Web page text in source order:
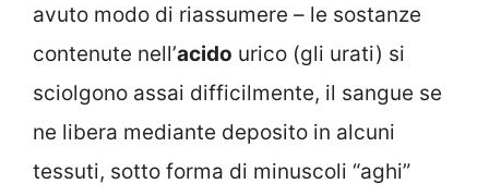
avuto modo di riassumere – le sostanze
contenute nell’acido urico (gli urati) si
sciolgono assai difficilmente, il sangue se
ne libera mediante deposito in alcuni
tessuti, sotto forma di minuscoli “aghi”